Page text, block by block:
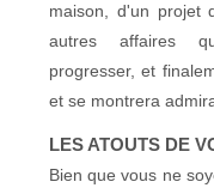
maison, d'un projet
autres affaires
progresser, et
et se montrera
LES ATOUTS DE
Bien que vous ne